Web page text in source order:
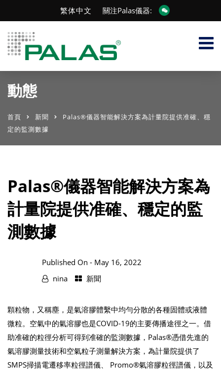
繁体中文 關注Palas儀器:
動態
首頁 新聞
Palas®儀器智能解決方案為計量院提供准確、穩
定的監測數據
Palas®儀器智能解決方案為
計量院提供准確、穩定的監
測數據
Published On - May 16, 2022
nina
新聞
顆粒物，又稱塵，是氣溶膠體繫中均勻分散的各種固體或液體
微粒。空氣中的氣溶膠也是COVID-19的主要傳播途徑之一。借
助准確的粒徑分析可得到准確的監測數據，Palas®憑借先進的
氣溶膠測量技術和空氣粒子測量解決方案，為計量院提供了
SMPS掃描電遷移率粒徑譜儀、 Promo®氣溶膠粒徑譜儀，以及